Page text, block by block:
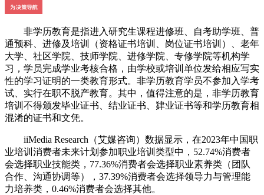
非学历教育是指进入研究生课程进修班、自考助学班、普
通预科、进修及培训（资格证书培训、岗位证书培训）、老年
大学、社区学院、技师学院、进修学院、专修学院等机构学
习，学员完成学业考核合格，由学校或培训单位发给相应写实
性的学习证明的一类教育形式。非学历教育学员不参加入学考
试、实行在职不脱产教育。其中，值得注意的是，非学历教育
培训不得颁发毕业证书、结业证书、肄业证书等和学历教育相
混淆的证书和文凭。
iiMedia Research（艾媒咨询）数据显示，在2023年中国职
业培训消费者未来计划参加职业培训类型中，52.74%消费者
会选择职业技能类，77.36%消费者会选择职业素养类（团队
合作、沟通协调等），37.39%消费者会选择领导力与管理能
力培养类，0.46%消费者会选择其他。